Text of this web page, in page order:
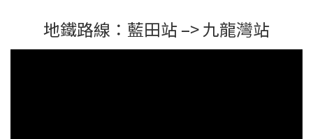
地鐵路線：藍田站 –> 九龍灣站